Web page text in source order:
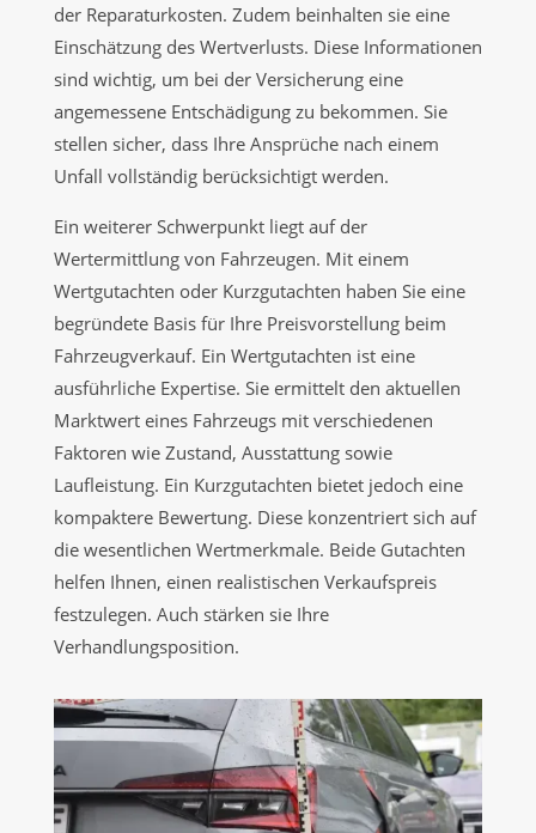
der Reparaturkosten. Zudem beinhalten sie eine
Einschätzung des Wertverlusts. Diese Informationen
sind wichtig, um bei der Versicherung eine
angemessene Entschädigung zu bekommen. Sie
stellen sicher, dass Ihre Ansprüche nach einem
Unfall vollständig berücksichtigt werden.
Ein weiterer Schwerpunkt liegt auf der
Wertermittlung von Fahrzeugen. Mit einem
Wertgutachten oder Kurzgutachten haben Sie eine
begründete Basis für Ihre Preisvorstellung beim
Fahrzeugverkauf. Ein Wertgutachten ist eine
ausführliche Expertise. Sie ermittelt den aktuellen
Marktwert eines Fahrzeugs mit verschiedenen
Faktoren wie Zustand, Ausstattung sowie
Laufleistung. Ein Kurzgutachten bietet jedoch eine
kompaktere Bewertung. Diese konzentriert sich auf
die wesentlichen Wertmerkmale. Beide Gutachten
helfen Ihnen, einen realistischen Verkaufspreis
festzulegen. Auch stärken sie Ihre
Verhandlungsposition.